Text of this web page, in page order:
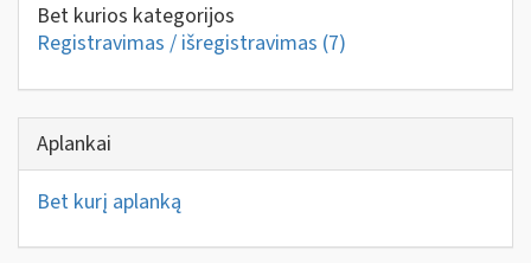
Bet kurios kategorijos
Registravimas / išregistravimas (7)
Aplankai
Bet kurį aplanką